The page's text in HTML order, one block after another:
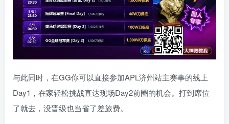
与此同时，在GG你可以直接参加APL济州站主赛事的线上
Day1，在家轻松挑战直达现场Day2前圈的机会。打到席位
了就去，没晋级也当省了差旅费。